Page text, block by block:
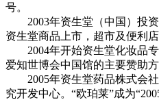
号。
2003年资生堂（中国）投资
资生堂商品上市，超市及便利店
2004年开始资生堂化妆品专
爱知世博会中国馆的主要赞助方
2005年资生堂药品株式会社
究开发中心。“欧珀莱”成为